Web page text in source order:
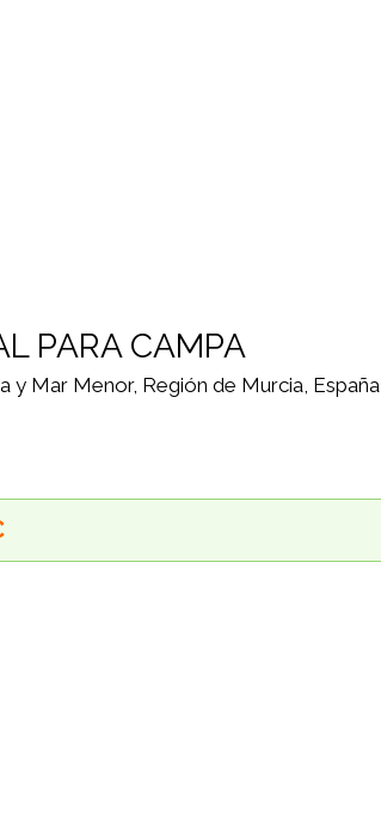
PARA CAMPA
y Mar Menor, Región de Murcia, España